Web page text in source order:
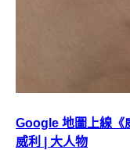
Google 地圖上線《
威利 | 大人物